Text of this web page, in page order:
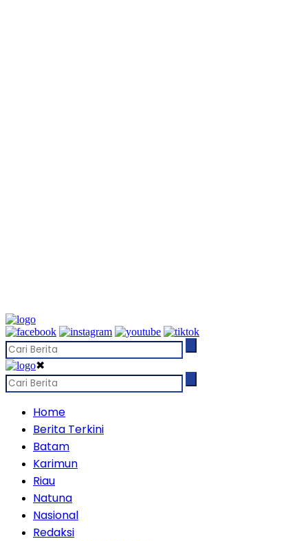
✖
Home
Berita Terkini
Batam
Karimun
Riau
Natuna
Nasional
Redaksi